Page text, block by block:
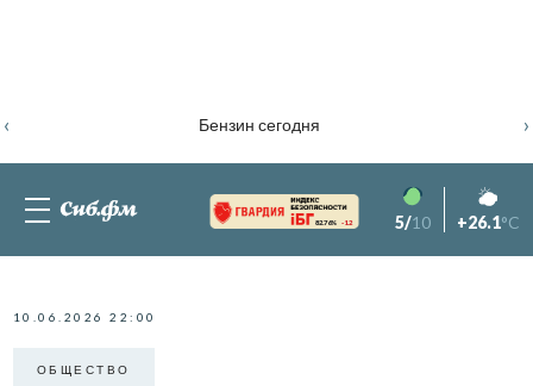
Бензин сегодня
‹ ›
82.76% -1.2 5/10 +26.1°C
10.06.2026 22:00
ОБЩЕСТВО